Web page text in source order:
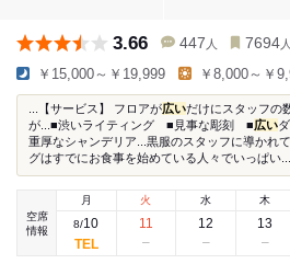
3.66 447 人 7694 人
￥15,000～￥19,999 ￥8,000～￥
...【サービス】 フロアが広いだけにスタッフの
が...■渋いライティング ■見事な彫刻 ■広い
重厚なシャンデリア...黒服のスタッフに導かれ
グはすでにお食事を始めている人々でいっぱい...
空席
情報
月
8/10
火
11
水
12
木
13